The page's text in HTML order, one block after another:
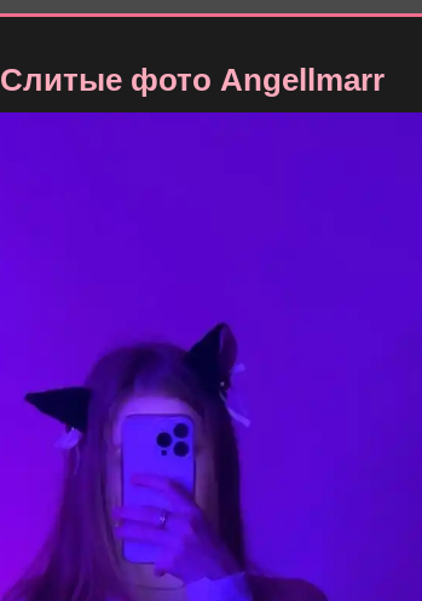
Слитые фото Angellmarr